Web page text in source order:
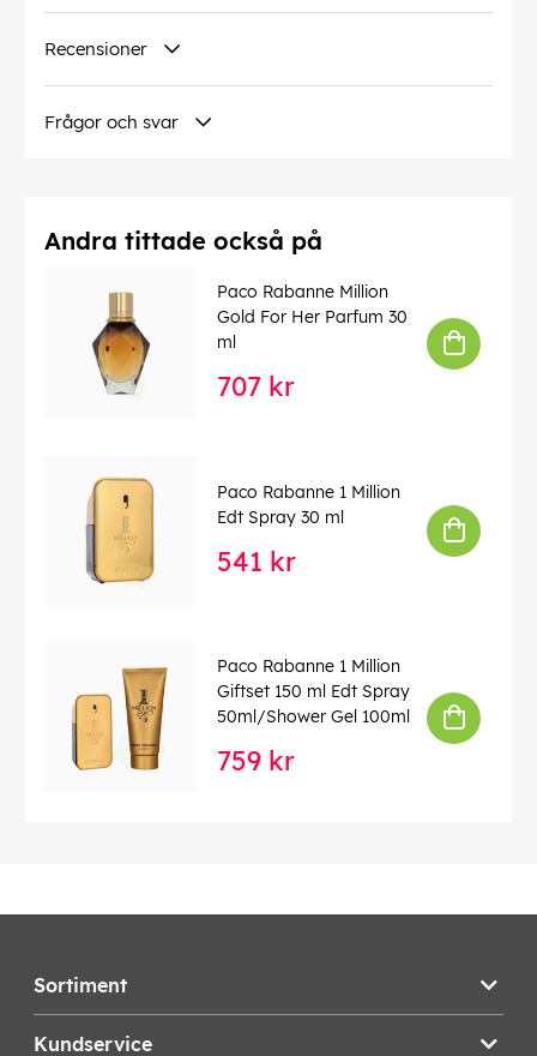
Recensioner
Frågor och svar
Andra tittade också på
Paco Rabanne Million
Gold For Her Parfum 30
ml
707 kr
Paco Rabanne 1 Million
Edt Spray 30 ml
541 kr
Paco Rabanne 1 Million
Giftset 150 ml Edt Spray
50ml/Shower Gel 100ml
759 kr
Sortiment
Kundservice